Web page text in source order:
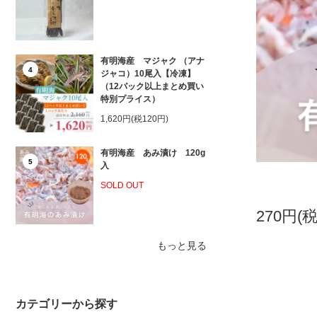
4
有明海産 マジャク （アナ
ジャコ）10尾入【冷凍】
（12パック以上まとめ買い
特別プライス）
1,620円(税120円)
5
有明海産 あみ漬け 120g
入
SOLD OUT
もっと見る
カテゴリーから探す
270円(